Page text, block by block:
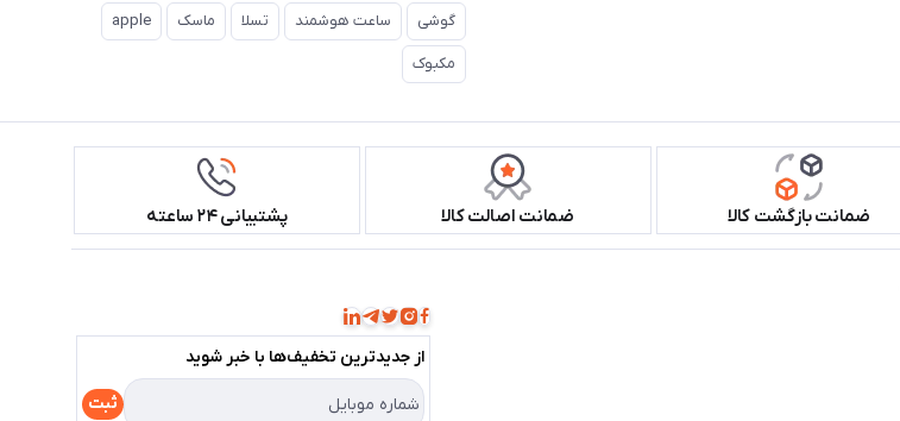
گوشی ساعت هوشمند تسلا ماسک apple
مکبوک
ضمانت بازگشت کالا ضمانت اصالت کالا پشتیبانی ۲۴ ساعته
از جدید‌ترین تخفیف‌ها با‌ خبر شوید
ثبت